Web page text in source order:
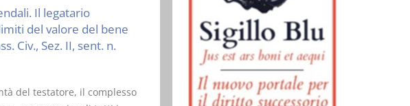
Il legatario
del valore del bene
Civ., Sez. II, sent. n.
del testatore, il complesso